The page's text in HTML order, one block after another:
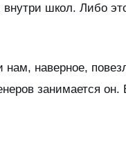
внутри школ. Либо
нам, наверное,
занимается